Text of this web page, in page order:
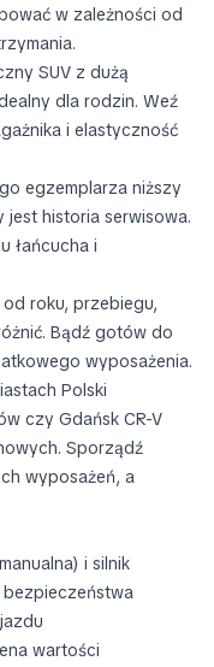
w zależności od
SUV z dużą
dla rodzin. Weź
i elastyczność
egzemplarza niższy
historia serwisowa.
łańcucha i
roku, przebiegu,
Bądź gotów do
wyposażenia.
Polski
czy Gdańsk CR-V
Sporządź
wyposażeń, a
i silnik
wartości